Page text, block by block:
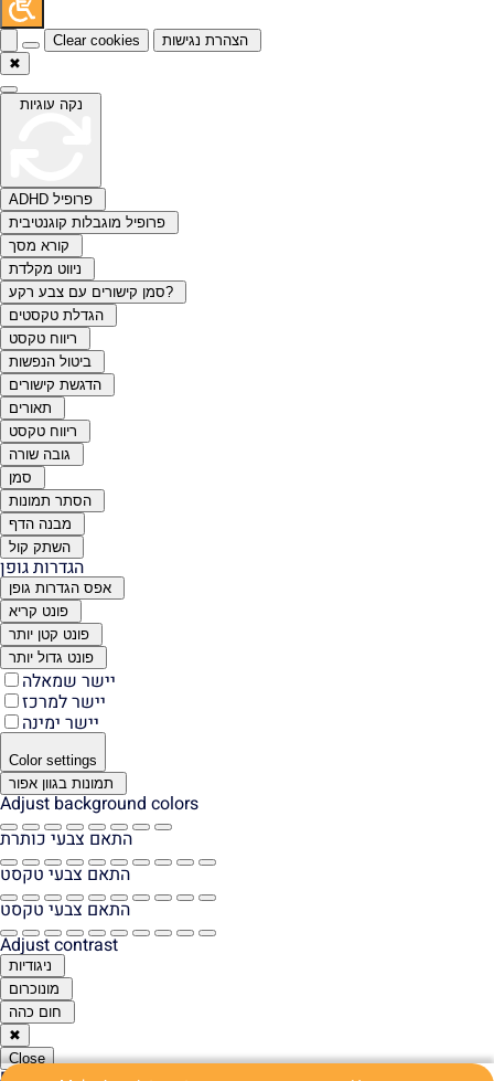
Clear cookies
הצהרת נגישות
✖
נקה עוגיות
ADHD פרופיל
פרופיל מוגבלות קוגנטיבית
קורא מסך
ניווט מקלדת
סמן קישורים עם צבע רקע?
הגדלת טקסטים
ריווח טקסט
ביטול הנפשות
הדגשת קישורים
תאורים
ריווח טקסט
גובה שורה
סמן
הסתר תמונות
מבנה הדף
השתק קול
הגדרות גופן
אפס הגדרות גופן
פונט קריא
פונט קטן יותר
פונט גדול יותר
יישר שמאלה
יישר למרכז
יישר ימינה
Color settings
תמונות בגוון אפור
Adjust background colors
התאם צבעי כותרת
התאם צבעי טקסט
התאם צבעי טקסט
Adjust contrast
ניגודיות
מונוכרום
חום כהה
✖
Close